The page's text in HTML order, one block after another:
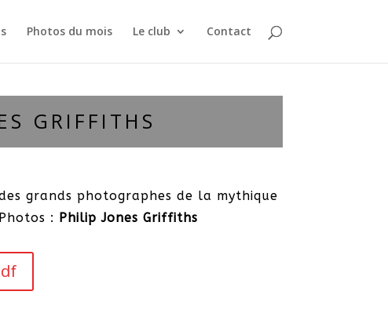
Photos du mois Le club Contact
GRIFFITHS
grands photographes de la mythique
: Philip Jones Griffiths